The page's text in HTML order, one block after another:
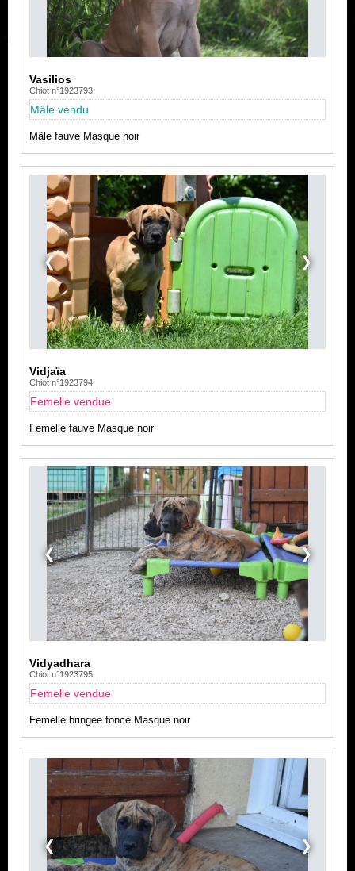
Vasilios
Chiot n°1923793
Mâle vendu
Mâle fauve Masque noir
❮ ❯
Vidjaïa
Chiot n°1923794
Femelle vendue
Femelle fauve Masque noir
❮ ❯
Vidyadhara
Chiot n°1923795
Femelle vendue
Femelle bringée foncé Masque noir
❮ ❯